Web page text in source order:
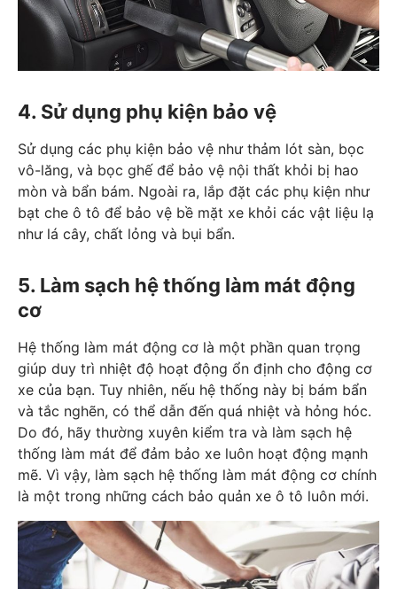
4. Sử dụng phụ kiện bảo vệ
Sử dụng các phụ kiện bảo vệ như thảm lót sàn, bọc
vô-lăng, và bọc ghế để bảo vệ nội thất khỏi bị hao
mòn và bẩn bám. Ngoài ra, lắp đặt các phụ kiện như
bạt che ô tô để bảo vệ bề mặt xe khỏi các vật liệu lạ
như lá cây, chất lỏng và bụi bẩn.
5. Làm sạch hệ thống làm mát động
cơ
Hệ thống làm mát động cơ là một phần quan trọng
giúp duy trì nhiệt độ hoạt động ổn định cho động cơ
xe của bạn. Tuy nhiên, nếu hệ thống này bị bám bẩn
và tắc nghẽn, có thể dẫn đến quá nhiệt và hỏng hóc.
Do đó, hãy thường xuyên kiểm tra và làm sạch hệ
thống làm mát để đảm bảo xe luôn hoạt động mạnh
mẽ. Vì vậy, làm sạch hệ thống làm mát động cơ chính
là một trong những cách bảo quản xe ô tô luôn mới.